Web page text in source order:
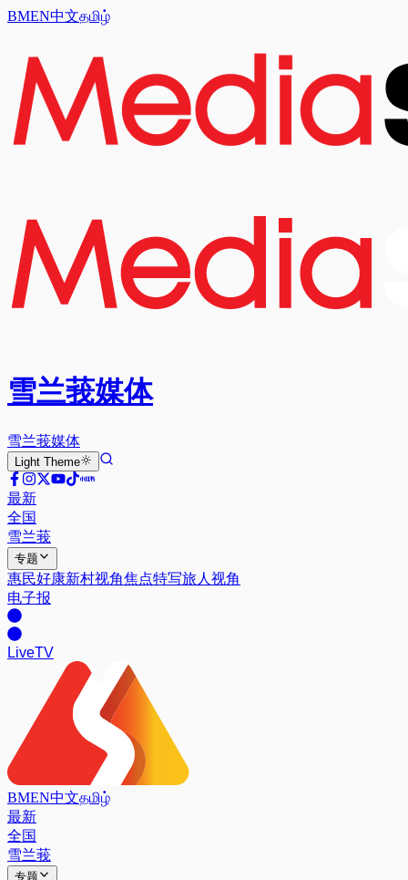
BMEN中文தமிழ்
雪兰莪媒体
雪兰莪媒体
Light Theme
最新
全国
雪兰莪
专题
惠民好康新村视角焦点特写旅人视角
电子报
LiveTV
BMEN中文தமிழ்
最新
全国
雪兰莪
专题